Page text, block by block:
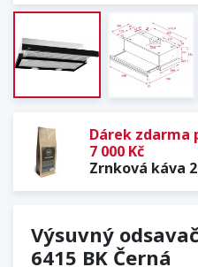
Dárek zdarma
7 000 Kč
Zrnková káva
Výsuvný
6415 BK Černá